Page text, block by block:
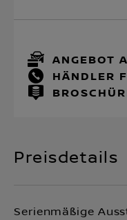
ANGEBOT
HÄNDLER
Preisdetails